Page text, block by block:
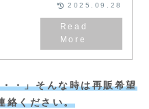
2025.09.28
・」そんな時は再販希望
絡ください。